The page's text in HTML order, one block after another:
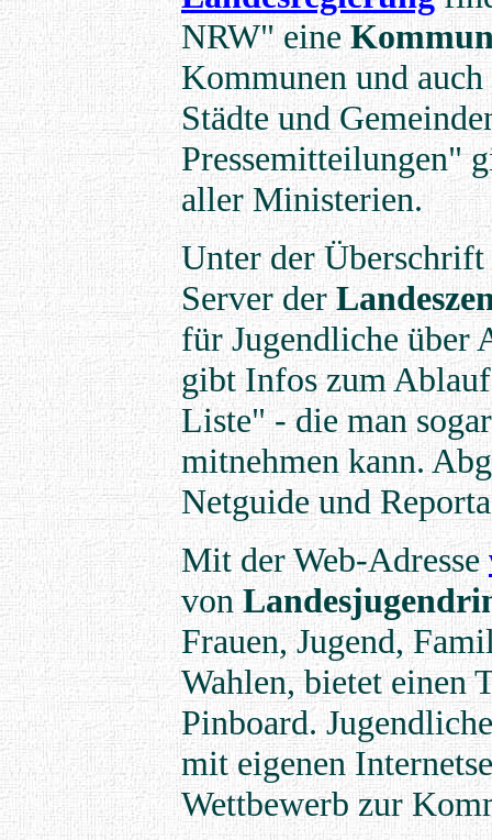
NRW" eine
Kommunen und
Städte und
Pressemitteilungen"
aller Ministerien.
Unter der Überschrift
Server der
für Jugendliche über
gibt Infos zum
Liste" - die man
mitnehmen kann.
Netguide und
Mit der Web-Adresse
von
Frauen, Jugend,
Wahlen, bietet einen
Pinboard.
mit eigenen
Wettbewerb zur